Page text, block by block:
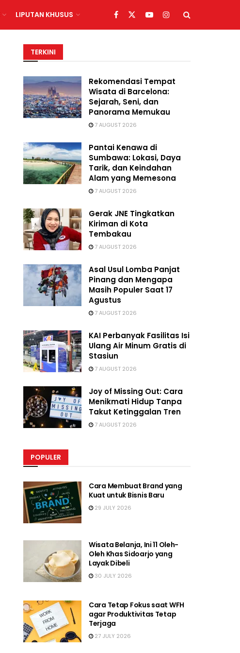
LIPUTAN KHUSUS
TERKINI
Rekomendasi Tempat
Wisata di Barcelona:
Sejarah, Seni, dan
Panorama Memukau
7 AUGUST 2026
Pantai Kenawa di
Sumbawa: Lokasi, Daya
Tarik, dan Keindahan
Alam yang Memesona
7 AUGUST 2026
Gerak JNE Tingkatkan
Kiriman di Kota
Tembakau
7 AUGUST 2026
Asal Usul Lomba Panjat
Pinang dan Mengapa
Masih Populer Saat 17
Agustus
7 AUGUST 2026
KAI Perbanyak Fasilitas Isi
Ulang Air Minum Gratis di
Stasiun
7 AUGUST 2026
Joy of Missing Out: Cara
Menikmati Hidup Tanpa
Takut Ketinggalan Tren
7 AUGUST 2026
POPULER
Cara Membuat Brand yang
Kuat untuk Bisnis Baru
29 JULY 2026
Wisata Belanja, Ini 11 Oleh-
Oleh Khas Sidoarjo yang
Layak Dibeli
30 JULY 2026
Cara Tetap Fokus saat WFH
agar Produktivitas Tetap
Terjaga
27 JULY 2026